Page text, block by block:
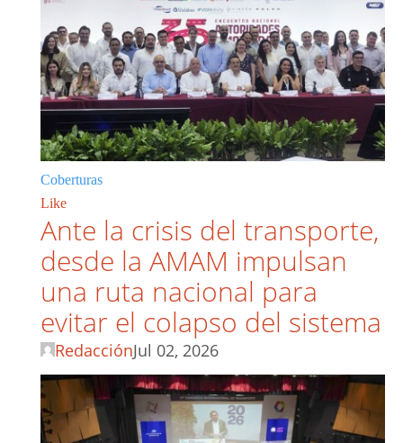
Coberturas
Like
Ante la crisis del transporte,
desde la AMAM impulsan
una ruta nacional para
evitar el colapso del sistema
RedacciónJul 02, 2026